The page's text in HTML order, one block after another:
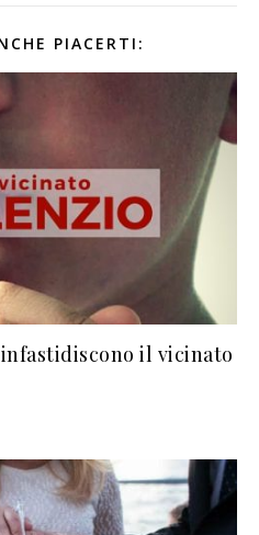
PIACERTI:
il vicinato